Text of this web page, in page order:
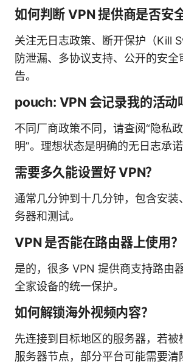
如何判断 VPN 提供商是否安
关注无日志政策、断开保护（Kill
防泄漏、多协议支持、公开的安全
告。
pouch: VPN 会记录我的活动
不同厂商政策不同，请查阅“隐私
明”。理想状态是明确的无日志承诺
需要多久能设置好 VPN？
通常几分钟到十几分钟，包含安装
务器和测试。
VPN 是否能在路由器上使用？
是的，很多 VPN 提供商支持路由
全家设备的统一保护。
如何解锁海外视频内容？
先连接到目标地区的服务器，若被
服务器节点，部分平台可能需要清